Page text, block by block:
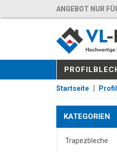
ANGEBOT NUR
Startseite
KATEGORIEN
Trapezbleche